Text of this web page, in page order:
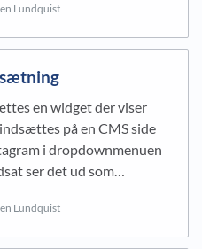
Lundquist
en widget der viser
på en CMS side
i dropdownmenuen
ser det ud som…
Lundquist